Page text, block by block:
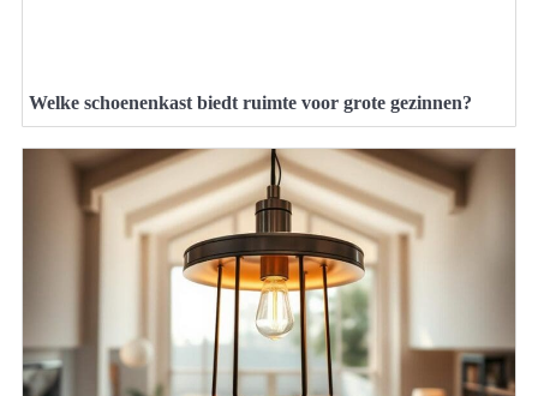
Welke schoenenkast biedt ruimte voor grote gezinnen?